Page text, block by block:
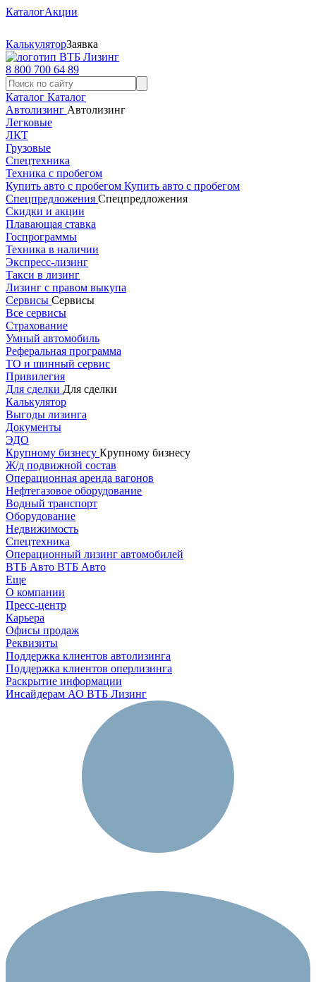
КаталогАкции
КалькуляторЗаявка
8 800 700 64 89
Каталог Каталог
Автолизинг Автолизинг
Легковые
ЛКТ
Грузовые
Спецтехника
Техника с пробегом
Купить авто с пробегом Купить авто с пробегом
Спецпредложения Спецпредложения
Скидки и акции
Плавающая ставка
Госпрограммы
Техника в наличии
Экспресс-лизинг
Такси в лизинг
Лизинг с правом выкупа
Сервисы Сервисы
Все сервисы
Страхование
Умный автомобиль
Реферальная программа
ТО и шинный сервис
Привилегия
Для сделки Для сделки
Калькулятор
Выгоды лизинга
Документы
ЭДО
Крупному бизнесу Крупному бизнесу
Ж/д подвижной состав
Операционная аренда вагонов
Нефтегазовое оборудование
Водный транспорт
Оборудование
Недвижимость
Спецтехника
Операционный лизинг автомобилей
ВТБ Авто ВТБ Авто
Еще
О компании
Пресс-центр
Карьера
Офисы продаж
Реквизиты
Поддержка клиентов автолизинга
Поддержка клиентов оперлизинга
Раскрытие информации
Инсайдерам АО ВТБ Лизинг